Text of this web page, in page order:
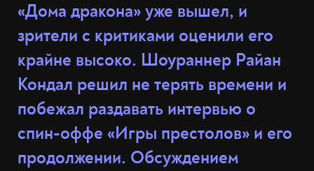
«Дома дракона» уже вышел, и
зрители с критиками оценили его
крайне высоко. Шоураннер Райан
Кондал решил не терять времени и
побежал раздавать интервью о
спин-оффе «Игры престолов» и его
продолжении. Обсуждением